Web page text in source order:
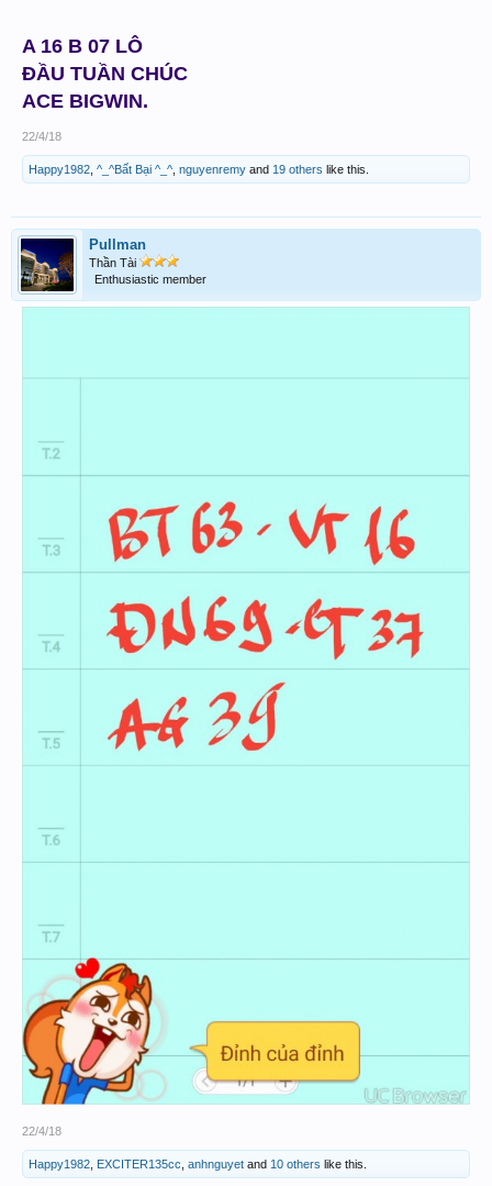
A 16 B 07 LÔ
ĐẦU TUẦN CHÚC
ACE BIGWIN.
22/4/18
Happy1982 ^_^Bất Bại ^_^ nguyenremy and 19 others like this.
Pullman
Thần Tài
Enthusiastic member
22/4/18
Happy1982 EXCITER135cc anhnguyet and 10 others like this.